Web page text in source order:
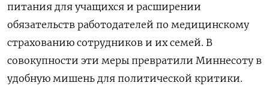
питания для учащихся и расширении
обязательств работодателей по медицинскому
страхованию сотрудников и их семей. В
совокупности эти меры превратили Миннесоту в
удобную мишень для политической критики.